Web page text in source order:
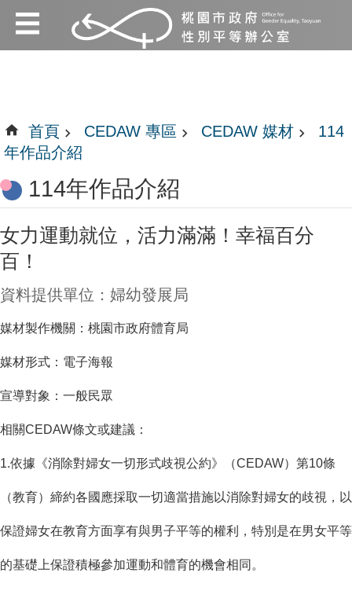
跳到主要內容區塊
:::
:::
首頁 CEDAW 專區 CEDAW 媒材
114
年作品介紹
114年作品介紹
女力運動就位，活力滿滿！幸福百分
百！
資料提供單位：婦幼發展局
媒材製作機關：桃園市政府體育局
媒材形式：電子海報
宣導對象：一般民眾
相關CEDAW條文或建議：
1.依據《消除對婦女一切形式歧視公約》（CEDAW）第10條
（教育）締約各國應採取一切適當措施以消除對婦女的歧視，以
保證婦女在教育方面享有與男子平等的權利，特別是在男女平等
的基礎上保證積極參加運動和體育的機會相同。